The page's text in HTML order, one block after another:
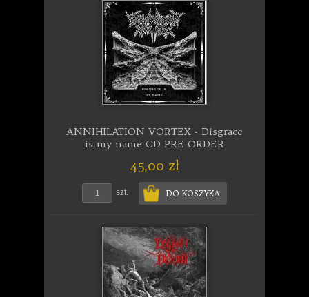
ANNIHILATION VORTEX - Disgrace
is my name CD PRE-ORDER
45,00 zł
szt. DO KOSZYKA